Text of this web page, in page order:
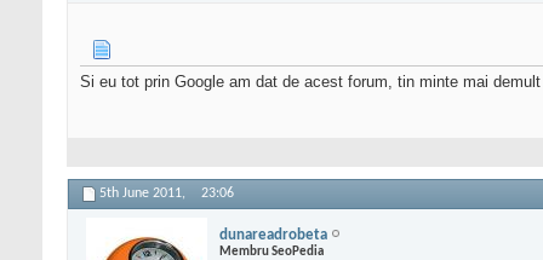
Si eu tot prin Google am dat de acest forum, tin minte mai
5th June 2011, 23:06
dunareadrobeta
Membru SeoPedia